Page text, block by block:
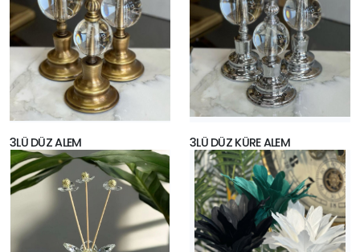
3LÜ DÜZ ALEM 3LÜ DÜZ KÜRE ALEM